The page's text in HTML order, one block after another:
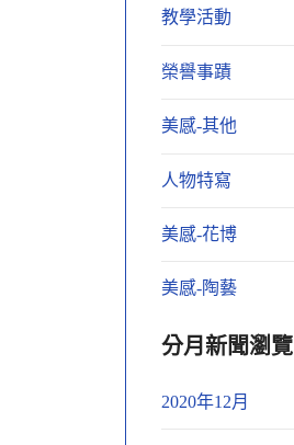
教學活動
榮譽事蹟
美感-其他
人物特寫
美感-花博
美感-陶藝
分月新聞瀏覽
2020年12月